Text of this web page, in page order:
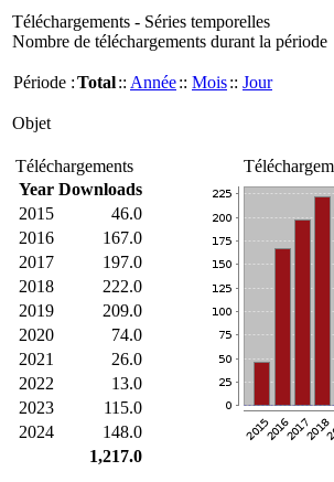
Téléchargements - Séries temporelles
Nombre de téléchargements durant la période
Période :Total:: Année:: Mois:: Jour
Objet
Téléchargements
Year Downloads
2015
46.0
2016
167.0
2017
197.0
2018
222.0
2019
209.0
2020
74.0
2021
26.0
2022
13.0
2023
115.0
2024
148.0
1,217.0